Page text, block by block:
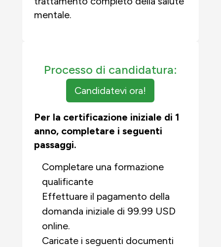
mentale.
Processo di candidatura:
Candidatevi ora!
Per la certificazione iniziale di 1
anno, completare i seguenti
passaggi.
Completare una formazione
qualificante
Effettuare il pagamento della
domanda iniziale di 99.99 USD
online.
Caricate i seguenti documenti